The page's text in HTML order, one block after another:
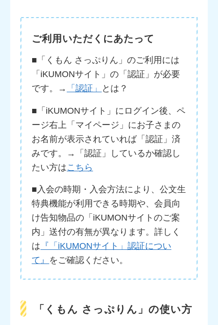
ご利用いただくにあたって
■「くもん さっぷりん」のご利用には
「iKUMONサイト」の「認証」が必要
です。→
「認証」 とは？
■「iKUMONサイト」にログイン後、ペ
ージ右上「マイページ」にお子さまの
お名前が表示されていれば「認証」済
みです。→「認証」しているか確認し
たい方はこちら
■入会の時期・入会方法により、公文生
特典機能が利用できる時期や、会員向
け告知物品の「iKUMONサイトのご案
内」送付の有無が異なります。詳しく
は 『「iKUMONサイト」認証につい
て』 をご確認ください。
「くもん さっぷりん」の使い方